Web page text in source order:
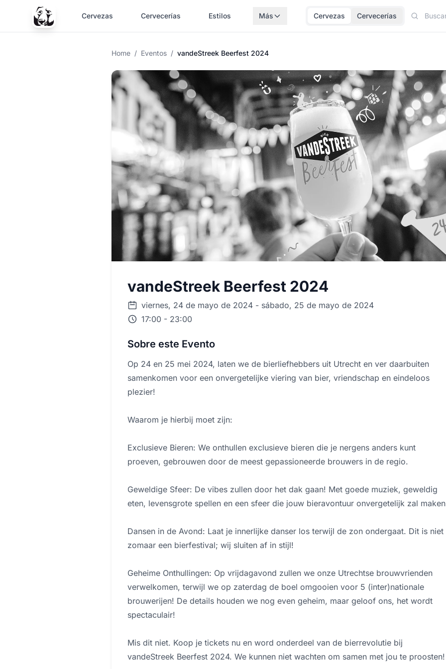
Cervezas Cervecerías Estilos Más Cervezas Cervecerías
Home / Eventos / vandeStreek Beerfest 2024
vandeStreek Beerfest 2024
viernes, 24 de mayo de 2024 - sábado, 25 de mayo de 2024
17:00 - 23:00
Sobre este Evento
Op 24 en 25 mei 2024, laten we de bierliefhebbers uit Utrecht en ver daarbuiten
samenkomen voor een onvergetelijke viering van bier, vriendschap en eindeloos
plezier!
Waarom je hierbij moet zijn:
Exclusieve Bieren: We onthullen exclusieve bieren die je nergens anders kunt
proeven, gebrouwen door de meest gepassioneerde brouwers in de regio.
Geweldige Sfeer: De vibes zullen door het dak gaan! Met goede muziek, geweldig
eten, levensgrote spellen en een sfeer die jouw bieravontuur onvergetelijk zal
Dansen in de Avond: Laat je innerlijke danser los terwijl de zon ondergaat. Dit is niet
zomaar een bierfestival; wij sluiten af in stijl!
Geheime Onthullingen: Op vrijdagavond zullen we onze Utrechtse brouwvrienden
verwelkomen, terwijl we op zaterdag de boel omgooien voor 5 (inter)nationale
brouwerijen! De details houden we nog even geheim, maar geloof ons, het wordt
spectaculair!
Mis dit niet. Koop je tickets nu en word onderdeel van de bierrevolutie bij
vandeStreek Beerfest 2024. We kunnen niet wachten om samen met jou te proosten!